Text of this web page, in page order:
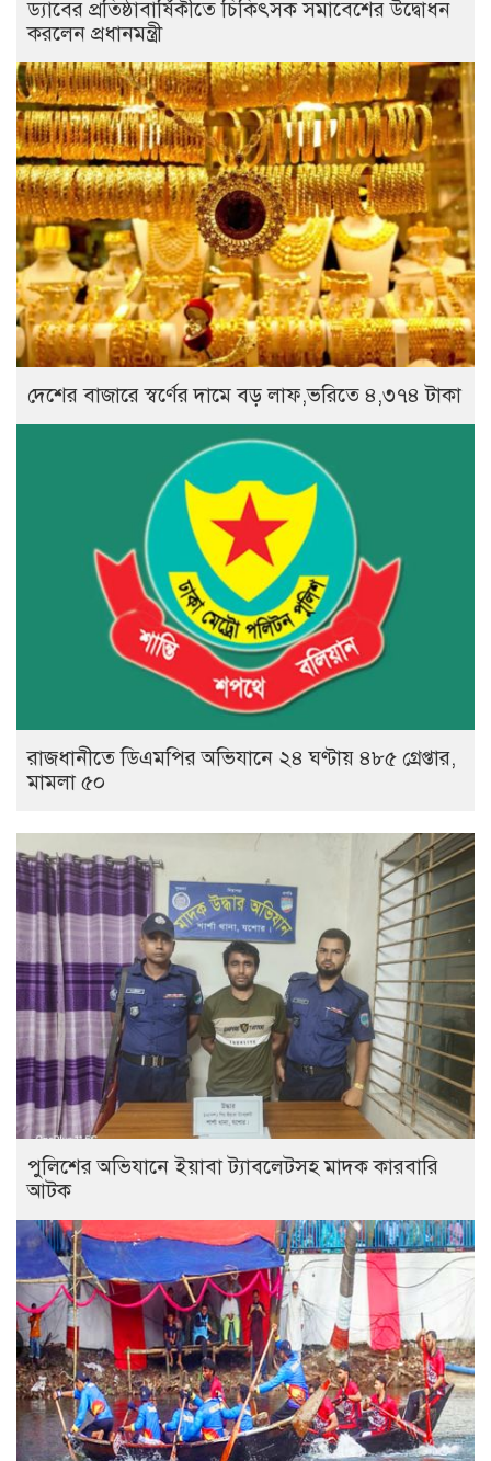
ড্যাবের প্রতিষ্ঠাবার্ষিকীতে চিকিৎসক সমাবেশের উদ্বোধন
করলেন প্রধানমন্ত্রী
দেশের বাজারে স্বর্ণের দামে বড় লাফ,ভরিতে ৪,৩৭৪ টাকা
রাজধানীতে ডিএমপির অভিযানে ২৪ ঘণ্টায় ৪৮৫ গ্রেপ্তার,
মামলা ৫০
পুলিশের অভিযানে ইয়াবা ট্যাবলেটসহ মাদক কারবারি
আটক